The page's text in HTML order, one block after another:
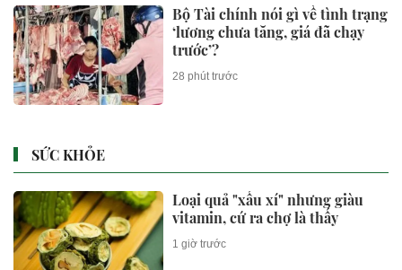
Bộ Tài chính nói gì về tình trạng
‘lương chưa tăng, giá đã chạy
trước’?
28 phút trước
SỨC KHỎE
Loại quả "xấu xí" nhưng giàu
vitamin, cứ ra chợ là thấy
1 giờ trước